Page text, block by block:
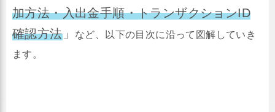
加方法・入出金手順・トランザクションID
確認方法」
など、以下の目次に沿って図解していき
ます。